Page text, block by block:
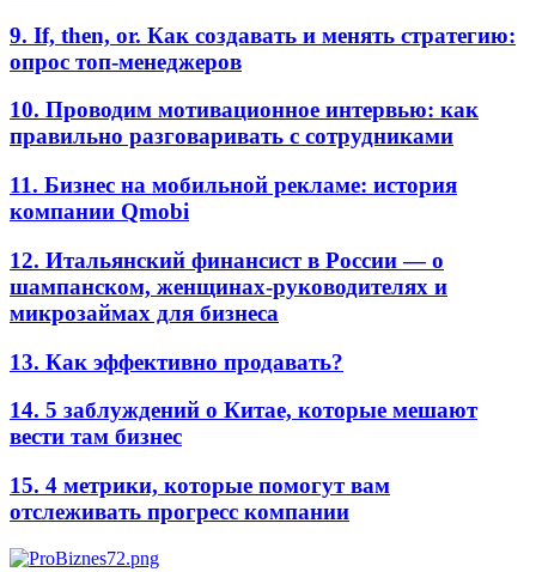
9. If, then, or. Как создавать и менять стратегию:
опрос топ-менеджеров
10. Проводим мотивационное интервью: как
правильно разговаривать с сотрудниками
11. Бизнес на мобильной рекламе: история
компании Qmobi
12. Итальянский финансист в России — о
шампанском, женщинах-руководителях и
микрозаймах для бизнеса
13. Как эффективно продавать?
14. 5 заблуждений о Китае, которые мешают
вести там бизнес
15. 4 метрики, которые помогут вам
отслеживать прогресс компании